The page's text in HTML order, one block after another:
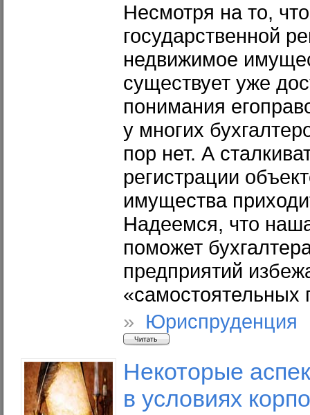
Несмотря на то,
государственной
недвижимое
существует уже
понимания
у многих
пор нет. А
регистрации
имущества
Надеемся, что
поможет
предприятий
»
Некоторые
в условиях